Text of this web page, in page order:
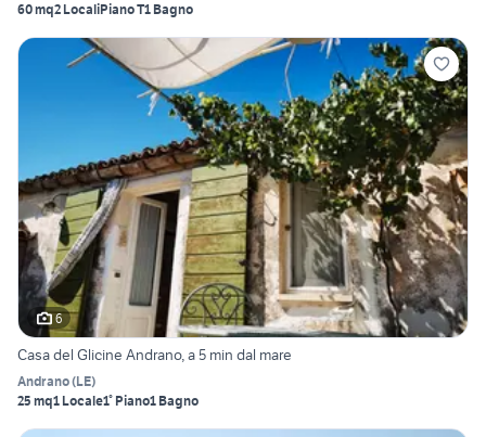
60 mq2 LocaliPiano T1 Bagno
6
Casa del Glicine Andrano, a 5 min dal mare
Andrano(LE)
25 mq1 Locale1° Piano1 Bagno